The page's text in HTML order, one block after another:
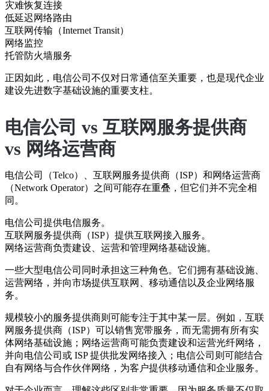
灾难恢复连接
低延迟网络路由
互联网传输（Internet Transit）
网络监控
托管防火墙服务
正因如此，电信公司不仅对日常通信至关重要，也是现代企业
建设先进数字基础设施的重要支柱。
电信公司 vs 互联网服务提供商
vs 网络运营商
电信公司（Telco）、互联网服务提供商（ISP）和网络运营商
（Network Operator）之间可能存在重叠，但它们并不完全相
同。
电信公司提供电信服务。
互联网服务提供商（ISP）提供互联网接入服务。
网络运营商负责建设、运营和管理网络基础设施。
一些大型电信公司同时承担这三种角色。它们拥有基础设施、
运营网络，并向市场提供互联网、移动通信以及企业网络服
务。
规模较小的服务提供商则可能专注于其中某一层。例如，互联
网服务提供商（ISP）可以销售宽带服务，而无需拥有所有实
体网络基础设施；网络运营商可能负责建设和运营光纤网络，
并向电信公司或 ISP 提供批发网络接入；电信公司则可能结合
自有网络与合作伙伴网络，为客户提供移动通信和企业服务。